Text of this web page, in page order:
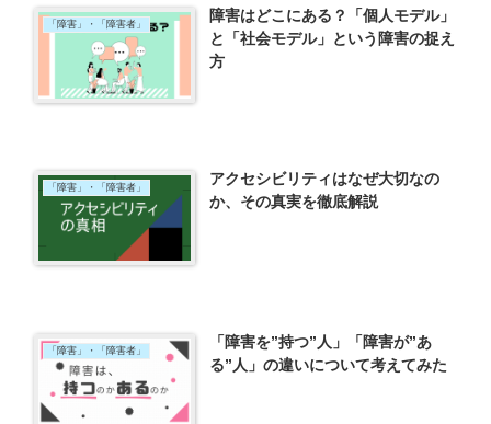
「障害」・「障害者」
障害はどこにある？「個人モデル」
と「社会モデル」という障害の捉え
方
「障害」・「障害者」
アクセシビリティはなぜ大切なの
か、その真実を徹底解説
「障害」・「障害者」
「障害を”持つ”人」「障害が”あ
る”人」の違いについて考えてみた